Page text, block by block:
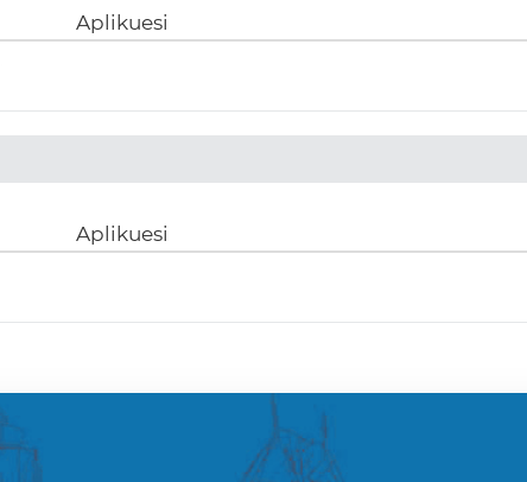
Aplikuesi
Aplikuesi